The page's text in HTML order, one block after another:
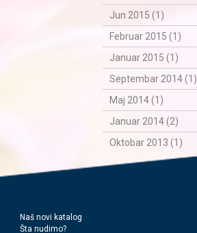
Jun 2015 (1)
Februar 2015 (1)
Januar 2015 (1)
Septembar 2014 (1)
Maj 2014 (1)
Januar 2014 (2)
Oktobar 2013 (1)
Naš novi katalog
Šta nudimo?